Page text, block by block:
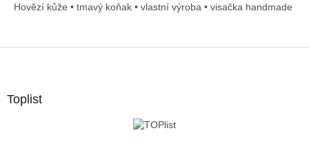
Hovězí kůže • tmavý koňak • vlastní výroba • visačka handmade
Toplist